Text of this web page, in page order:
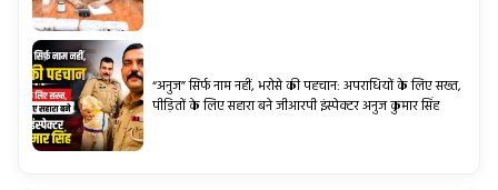
“अनुज” सिर्फ नाम नहीं, भरोसे की पहचान: अपराधियों के लिए सख्त,
पीड़ितों के लिए सहारा बने जीआरपी इंस्पेक्टर अनुज कुमार सिंह